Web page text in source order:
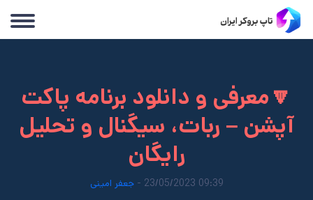
🔽معرفی و دانلود برنامه پاکت
آپشن – ربات، سیگنال و تحلیل
رایگان
09:39 23/05/2023 - جعفر امینی